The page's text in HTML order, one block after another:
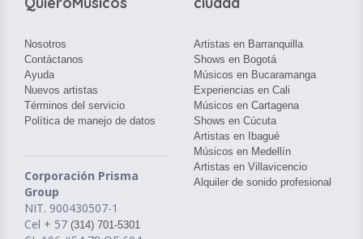
Nosotros
Contáctanos
Ayuda
Nuevos artistas
Términos del servicio
Política de manejo de datos
Corporación Prisma
Group
NIT. 900430507-1
Cel + 57 (314) 701-5301
Artistas en Barranquilla
Shows en Bogotá
Músicos en Bucaramanga
Experiencias en Cali
Músicos en Cartagena
Shows en Cúcuta
Artistas en Ibagué
Músicos en Medellín
Artistas en Villavicencio
Alquiler de sonido profesional